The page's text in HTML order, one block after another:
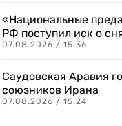
«Национальные
РФ поступил иск о
07.08.2026 / 15:36
Саудовская Аравия
союзников Ирана
07.08.2026 / 15:24